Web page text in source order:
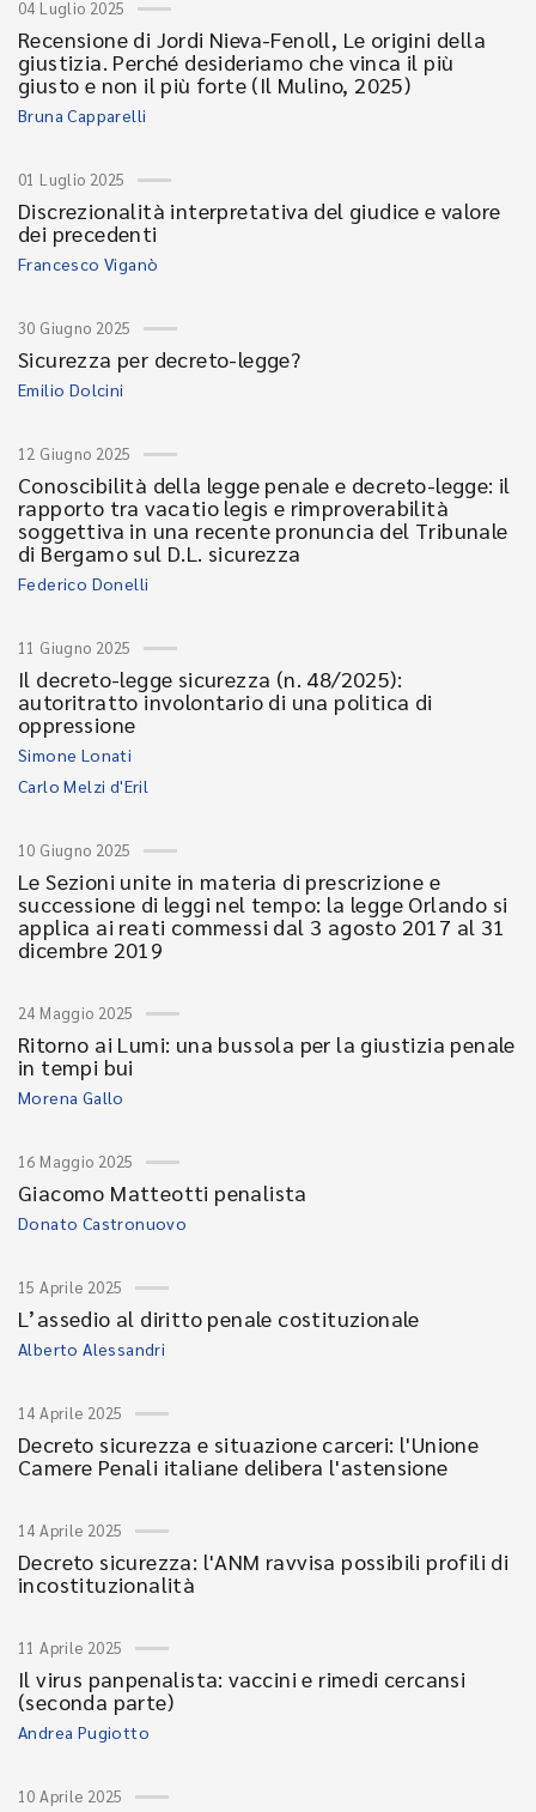
04 Luglio 2025
Recensione di Jordi Nieva-Fenoll, Le origini della
giustizia. Perché desideriamo che vinca il più
giusto e non il più forte (Il Mulino, 2025)
Bruna Capparelli
01 Luglio 2025
Discrezionalità interpretativa del giudice e valore
dei precedenti
Francesco Viganò
30 Giugno 2025
Sicurezza per decreto-legge?
Emilio Dolcini
12 Giugno 2025
Conoscibilità della legge penale e decreto-legge: il
rapporto tra vacatio legis e rimproverabilità
soggettiva in una recente pronuncia del Tribunale
di Bergamo sul D.L. sicurezza
Federico Donelli
11 Giugno 2025
Il decreto-legge sicurezza (n. 48/2025):
autoritratto involontario di una politica di
oppressione
Simone Lonati
Carlo Melzi d'Eril
10 Giugno 2025
Le Sezioni unite in materia di prescrizione e
successione di leggi nel tempo: la legge Orlando si
applica ai reati commessi dal 3 agosto 2017 al 31
dicembre 2019
24 Maggio 2025
Ritorno ai Lumi: una bussola per la giustizia penale
in tempi bui
Morena Gallo
16 Maggio 2025
Giacomo Matteotti penalista
Donato Castronuovo
15 Aprile 2025
L’assedio al diritto penale costituzionale
Alberto Alessandri
14 Aprile 2025
Decreto sicurezza e situazione carceri: l'Unione
Camere Penali italiane delibera l'astensione
14 Aprile 2025
Decreto sicurezza: l'ANM ravvisa possibili profili di
incostituzionalità
11 Aprile 2025
Il virus panpenalista: vaccini e rimedi cercansi
(seconda parte)
Andrea Pugiotto
10 Aprile 2025